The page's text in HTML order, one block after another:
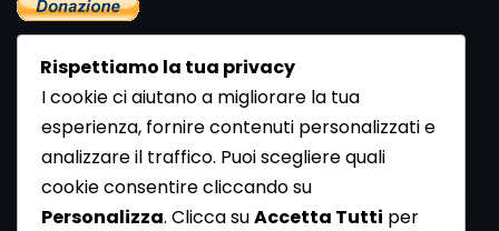
Newsletter
Se vuoi ricevere la Rivista gratuita di archeologia realizzata
Rispettiamo la tua privacy
I cookie ci aiutano a migliorare la tua
esperienza, fornire contenuti personalizzati e
analizzare il traffico. Puoi scegliere quali
cookie consentire cliccando su
Personalizza. Clicca suAccetta Tutti per